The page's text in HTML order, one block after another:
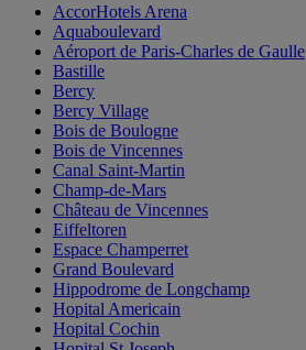
AccorHotels Arena
Aquaboulevard
Aéroport de Paris-Charles de Gaulle
Bastille
Bercy
Bercy Village
Bois de Boulogne
Bois de Vincennes
Canal Saint-Martin
Champ-de-Mars
Château de Vincennes
Eiffeltoren
Espace Champerret
Grand Boulevard
Hippodrome de Longchamp
Hopital Americain
Hopital Cochin